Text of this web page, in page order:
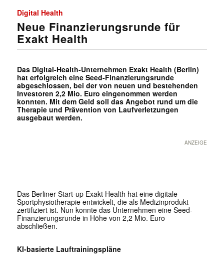
Digital Health
Neue Finanzierungsrunde für
Exakt Health
Das Digital-Health-Unternehmen Exakt Health (Berlin)
hat erfolgreich eine Seed-Finanzierungsrunde
abgeschlossen, bei der von neuen und bestehenden
Investoren 2,2 Mio. Euro eingenommen werden
konnten. Mit dem Geld soll das Angebot rund um die
Therapie und Prävention von Laufverletzungen
ausgebaut werden.
ANZEIGE
Das Berliner Start-up Exakt Health hat eine digitale
Sportphysiotherapie entwickelt, die als Medizinprodukt
zertifiziert ist. Nun konnte das Unternehmen eine Seed-
Finanzierungsrunde in Höhe von 2,2 Mio. Euro
abschließen.
KI-basierte Lauftrainingspläne